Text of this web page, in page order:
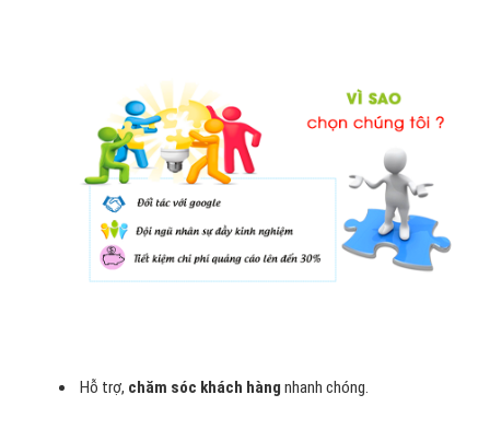
Hỗ trợ, chăm sóc khách hàng nhanh chóng.